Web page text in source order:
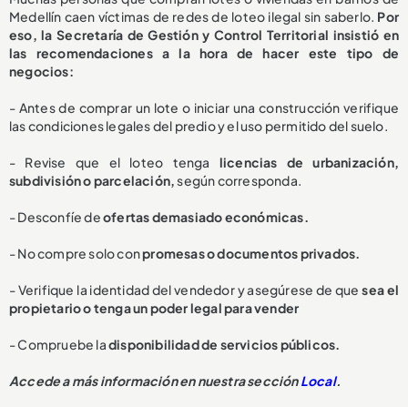
Medellín caen víctimas de redes de loteo ilegal sin saberlo. Por
eso, la Secretaría de Gestión y Control Territorial insistió en
las recomendaciones a la hora de hacer este tipo de
negocios:
- Antes de comprar un lote o iniciar una construcción verifique
las condiciones legales del predio y el uso permitido del suelo.
- Revise que el loteo tenga licencias de urbanización,
subdivisión o parcelación,según corresponda.
- Desconfíe deofertas demasiado económicas.
- No compre solo conpromesas o documentos privados.
- Verifique la identidad del vendedor y asegúrese de quesea el
propietario o tenga un poder legal para vender
- Compruebe ladisponibilidad de servicios públicos.
Accede a más información en nuestra secciónLocal.